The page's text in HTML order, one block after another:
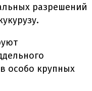
разрешений
особо крупных